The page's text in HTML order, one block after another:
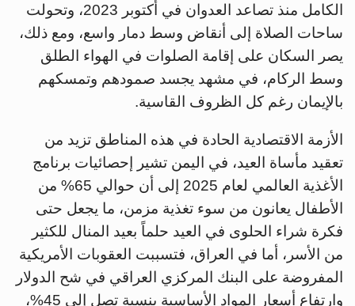
الكامل منذ تصاعد العدوان في أكتوبر 2023، وتحولت
ساحات الصلاة إلى أنقاض وسط دمار واسع، ومع ذلك،
يصر السكان على إقامة الصلوات في الهواء الطلق
وسط الركام، في مشهد يجسد صمودهم وتمسكهم
بالإيمان رغم كل الظروف القاسية.
الأزمة الاقتصادية الحادة في هذه المناطق تزيد من
تعقيد مأساة العيد، في اليمن تشير إحصائيات برنامج
الأغذية العالمي لعام 2025 إلى أن حوالي 65% من
الأطفال يعانون من سوء تغذية مزمن، ما يجعل حتى
فكرة شراء الحلوى في العيد حلماً بعيد المنال للكثير
من الأسر، أما في العراق، فتسببت العقوبات الأمريكية
المفروضة على البنك المركزي العراقي في شح الدولار
وارتفاع أسعار المواد الأساسية بنسبة تصل إلى 45%،